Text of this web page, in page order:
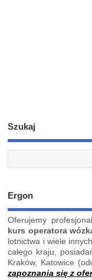
Szukaj
Ergon
Oferujemy
kurs operatora
lotnictwa i wiele
całego kraju,
Kraków, Katowice
zapoznania się z